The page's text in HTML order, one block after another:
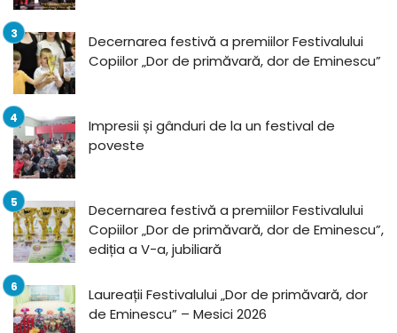
Decernarea festivă a premiilor Festivalului
Copiilor „Dor de primăvară, dor de Eminescu”
Impresii și gânduri de la un festival de
poveste
Decernarea festivă a premiilor Festivalului
Copiilor „Dor de primăvară, dor de Eminescu”,
ediția a V-a, jubiliară
Laureații Festivalului „Dor de primăvară, dor
de Eminescu” – Mesici 2026